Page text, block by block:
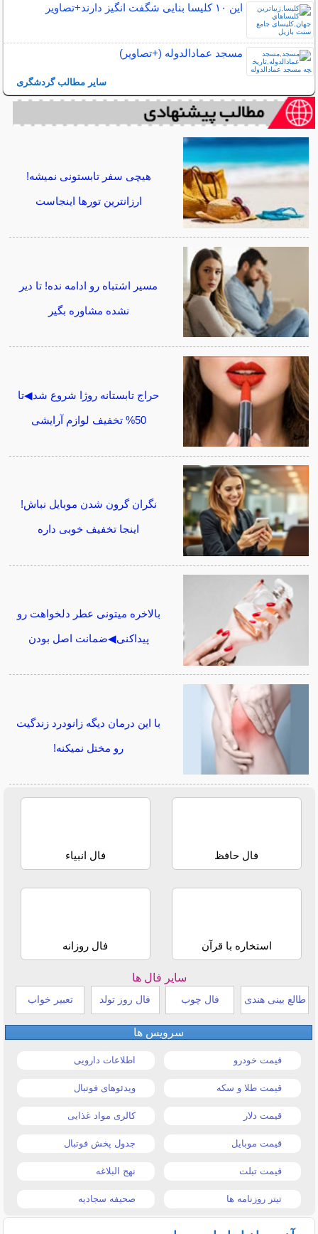
این ۱۰ کلیسا بنایی شگفت انگیز دارند+تصاویر
مسجد عمادالدوله (+تصاویر)
سایر مطالب گردشگری
هیچی سفر تابستونی نمیشه!
ارزانترین تورها اینجاست
مسیر اشتباه رو ادامه نده! تا دیر
نشده مشاوره بگیر
حراج تابستانه روژا شروع شد◀تا
50% تخفیف لوازم آرایشی
نگران گرون شدن موبایل نباش!
اینجا تخفیف خوبی داره
بالاخره میتونی عطر دلخواهت رو
پیداکنی◀ضمانت اصل بودن
با این درمان دیگه زانودرد زندگیت
رو مختل نمیکنه!
فال حافظ فال انبیاء
استخاره با قرآن فال روزانه
سایر فال ها
طالع بینی هندی فال چوب فال روز تولد تعبیر خواب
سرویس ها
قیمت خودرو اطلاعات دارویی
قیمت طلا و سکه ویدئوهای فوتبال
قیمت دلار کالری مواد غذایی
قیمت موبایل جدول پخش فوتبال
قیمت تبلت نهج البلاغه
تیتر روزنامه ها صحیفه سجادیه